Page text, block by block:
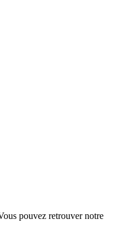
pouvez retrouver notre